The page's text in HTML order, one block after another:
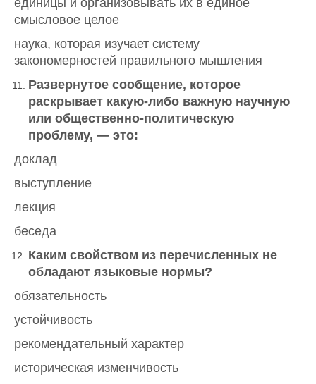
единицы и организовывать их в единое
смысловое целое
наука, которая изучает систему
закономерностей правильного мышления
Развернутое сообщение, которое
раскрывает какую-либо важную научную
или общественно-политическую
проблему, — это:
доклад
выступление
лекция
беседа
Каким свойством из перечисленных не
обладают языковые нормы?
обязательность
устойчивость
рекомендательный характер
историческая изменчивость